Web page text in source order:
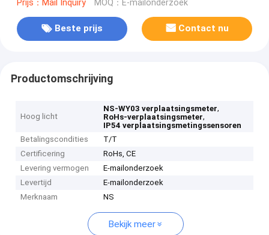
Prijs：Mail Inquiry MOQ：E-mailonderzoek
Beste prijs Contact nu
Productomschrijving
Hoog licht
NS-WY03 verplaatsingsmeter,
RoHs-verplaatsingsmeter,
IP54 verplaatsingsmetingssensoren
Betalingscondities
T/T
Certificering
RoHs, CE
Levering vermogen
E-mailonderzoek
Levertijd
E-mailonderzoek
Merknaam
NS
Bekijk meer